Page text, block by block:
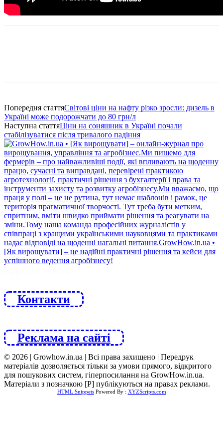
Попередня статтяСвітові ціни на нафту різко зросли: дизель в
Україні може подорожчати до 80 грн/л
Наступна статтяЦіни на соняшник в Україні почали
стабілізуватися після тривалого падіння
Контакти
Реклама на сайті
© 2026 | Growhow.in.ua | Всі права захищено | Передрук
матеріалів дозволяється тільки за умови прямого, відкритого
для пошукових систем, гіперпосилання на GrowHow.in.ua.
Матеріали з позначкою [Р] публікуються на правах реклами.
HTML SnippetsPowered By : XYZScripts.com